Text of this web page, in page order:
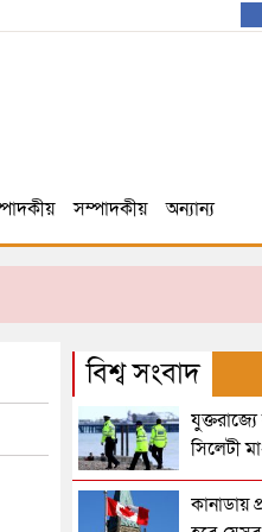
সম্পাদকীয় অন্যান্য
বিশ্ব সংবাদ
যুক্তরাজ্যে
সিলেটী
কানাডায়